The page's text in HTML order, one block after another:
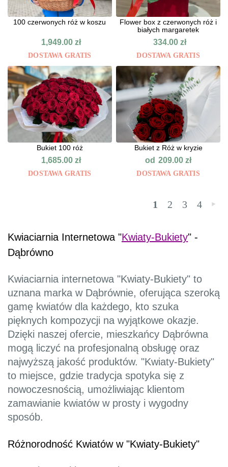
100 czerwonych róż w koszu
1,949.00zł
DOSTAWA GRATIS
Flower box z czerwonych róż i
białych margaretek
334.00zł
DOSTAWA GRATIS
Bukiet 100 róż
1,685.00zł
DOSTAWA GRATIS
Bukiet z Róż w kryzie
od 209.00zł
DOSTAWA GRATIS
1 2 3 4 »
Kwiaciarnia Internetowa "Kwiaty-Bukiety" -
Dąbrówno
Kwiaciarnia internetowa "Kwiaty-Bukiety" to
uznana marka w Dąbrównie, oferująca szeroką
gamę kwiatów dla każdego, kto szuka
pięknych kompozycji na wyjątkowe okazje.
Dzięki naszej ofercie, mieszkańcy Dąbrówna
mogą liczyć na profesjonalną obsługę oraz
najwyższą jakość produktów. "Kwiaty-Bukiety"
to miejsce, gdzie tradycja spotyka się z
nowoczesnością, umożliwiając klientom
zamawianie kwiatów w prosty i wygodny
sposób.
Różnorodność Kwiatów w "Kwiaty-Bukiety"